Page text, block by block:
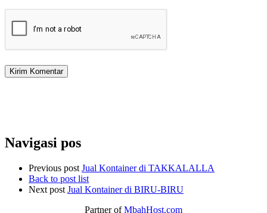
Navigasi pos
Previous post Jual Kontainer di TAKKALALLA
Back to post list
Next post Jual Kontainer di BIRU-BIRU
Partner ofMbahHost.com